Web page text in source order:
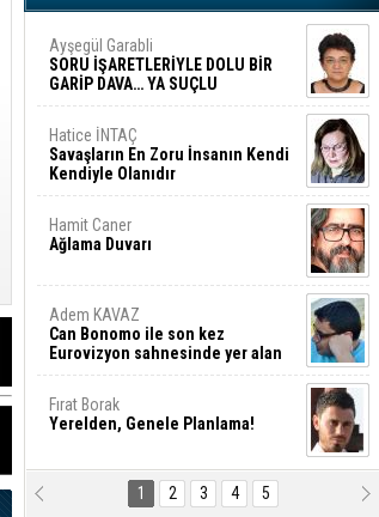
Ayşegül Garabli
SORU İŞARETLERİYLE DOLU BİR
GARİP DAVA… YA SUÇLU
DEĞİLSE???
Hatice İNTAÇ
Savaşların En Zoru İnsanın Kendi
Kendiyle Olanıdır
Hamit Caner
Ağlama Duvarı
Adem KAVAZ
Can Bonomo ile son kez
Eurovizyon sahnesinde yer alan
Türkiye 10 yıl aradan sonra
Fırat Borak
Yerelden, Genele Planlama!
Erkut YILMABAŞAR
1 2 3 4 5